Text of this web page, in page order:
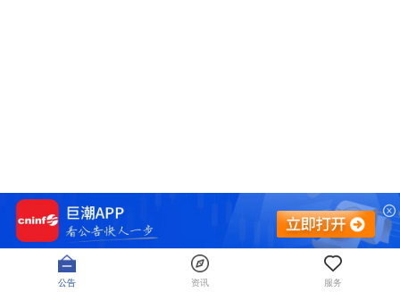
公告 资讯 服务